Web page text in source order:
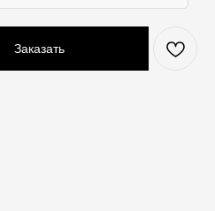
Заказать